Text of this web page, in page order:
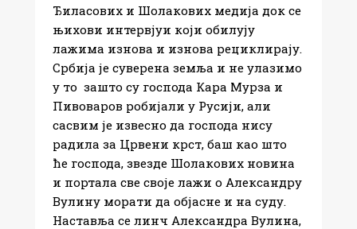
Ђиласових и Шолакових медија док се
њихови интервјуи који обилују
лажима изнова и изнова рециклирају.
Србија је суверена земља и не улазимо
у то зашто су господа Кара Мурза и
Пивоваров робијали у Русији, али
сасвим је извесно да господа нису
радила за Црвени крст, баш као што
ће господа, звезде Шолакових новина
и портала све своје лажи о Александру
Вулину морати да објасне и на суду.
Наставља се линч Александра Вулина,